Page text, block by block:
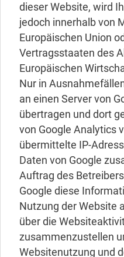
dieser Website, wird
jedoch innerhalb von
Europäischen Union
Vertragsstaaten des
Europäischen
Nur in
an einen Server von
übertragen und dort
von Google Analytics
übermittelte IP-
Daten von Google
Auftrag des
Google diese
Nutzung der Website
über die
zusammenzustellen
Websitenutzung und